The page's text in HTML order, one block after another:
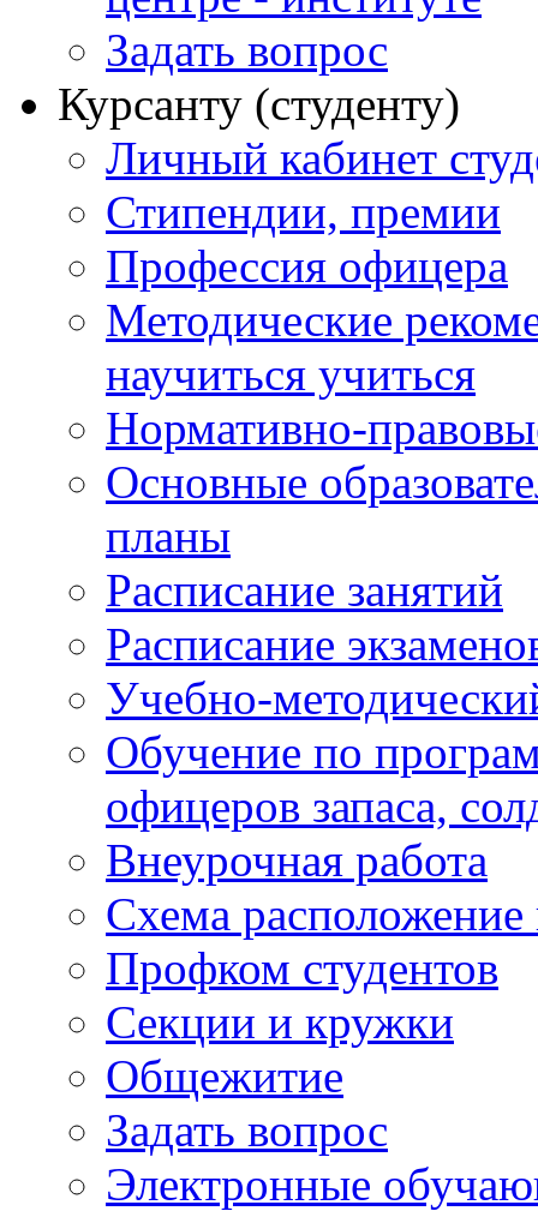
Задать вопрос
Курсанту (студенту)
Личный кабинет
Стипендии, премии
Профессия офицера
Методические
научиться учиться
Нормативно-
Основные
планы
Расписание занятий
Расписание
Учебно-
Обучение по
офицеров запаса,
Внеурочная работа
Схема расположение
Профком студентов
Секции и кружки
Общежитие
Задать вопрос
Электронные